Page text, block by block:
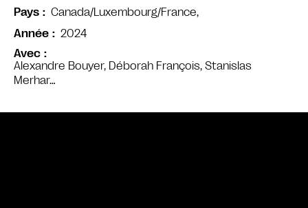
Avec
Alexandre Bouyer, Déborah François, Stanislas
Merhar…
Pays
Canada/Luxembourg/France,
Année
2024